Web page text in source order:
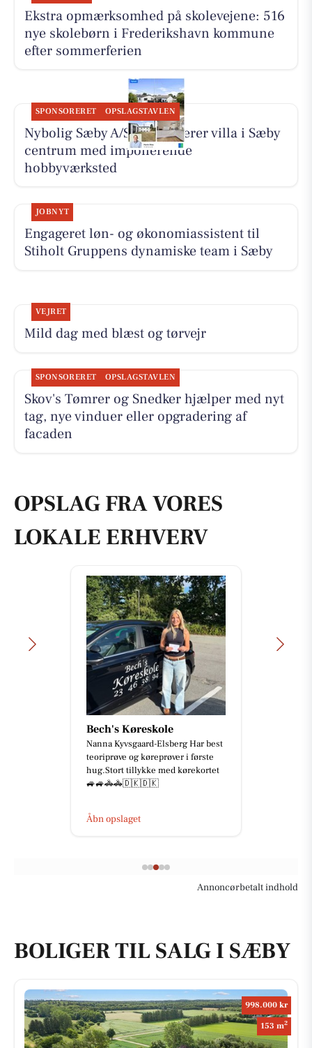
Ekstra opmærksomhed på skolevejene: 516
nye skolebørn i Frederikshavn kommune
efter sommerferien
SPONSORERET OPSLAGSTAVLEN
Nybolig Sæby A/S præsenterer villa i Sæby
centrum med imponerende
hobbyværksted
JOBNYT
Engageret løn- og økonomiassistent til
Stiholt Gruppens dynamiske team i Sæby
VEJRET
Mild dag med blæst og tørvejr
SPONSORERET OPSLAGSTAVLEN
Skov's Tømrer og Snedker hjælper med nyt
tag, nye vinduer eller opgradering af
facaden
OPSLAG FRA VORES
LOKALE ERHVERV
Bech's Køreskole
Nanna Kyvsgaard-Elsberg Har best
teoriprøve og køreprøver i første
hug.Stort tillykke med kørekortet
🚙🚙🚓🚓🇩🇰🇩🇰
Åbn opslaget
Annoncørbetalt indhold
BOLIGER TIL SALG I SÆBY
998.000 kr
153 m2